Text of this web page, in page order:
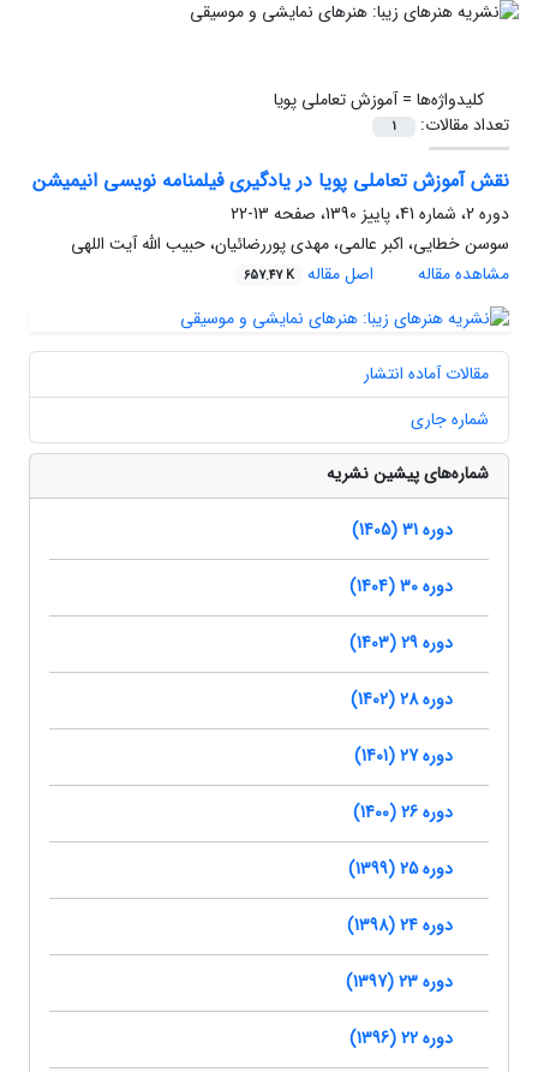
کلیدواژه‌ها =آموزش تعاملی پویا
تعداد مقالات:
1
نقش آموزش تعاملی پویا در یادگیری فیلمنامه نویسی انیمیشن
دوره 2، شماره 41، پاییز 1390، صفحه
13-22
سوسن خطایی، اکبر عالمی، مهدی پوررضائیان، حبیب الله آیت اللهی
مشاهده مقاله
اصل مقاله 657.47 K
مقالات آماده انتشار
شماره جاری
شماره‌های پیشین نشریه
دوره 31 (1405)
دوره 30 (1404)
دوره 29 (1403)
دوره 28 (1402)
دوره 27 (1401)
دوره 26 (1400)
دوره 25 (1399)
دوره 24 (1398)
دوره 23 (1397)
دوره 22 (1396)